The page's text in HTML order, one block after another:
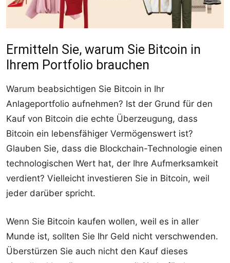
Ermitteln Sie, warum Sie Bitcoin in
Ihrem Portfolio brauchen
Warum beabsichtigen Sie Bitcoin in Ihr
Anlageportfolio aufnehmen? Ist der Grund für den
Kauf von Bitcoin die echte Überzeugung, dass
Bitcoin ein lebensfähiger Vermögenswert ist?
Glauben Sie, dass die Blockchain-Technologie einen
technologischen Wert hat, der Ihre Aufmerksamkeit
verdient? Vielleicht investieren Sie in Bitcoin, weil
jeder darüber spricht.
Wenn Sie Bitcoin kaufen wollen, weil es in aller
Munde ist, sollten Sie Ihr Geld nicht verschwenden.
Überstürzen Sie auch nicht den Kauf dieses